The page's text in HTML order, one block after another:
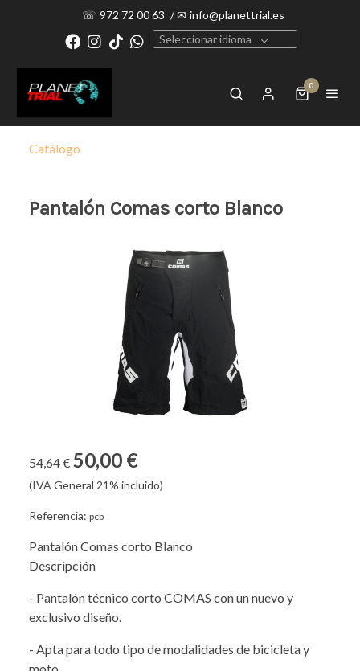
☏ 972 72 00 63 /✉ info@planettrial.es
Seleccionar idioma
0
Catálogo
Pantalón Comas corto Blanco
54,64 €50,00 €
(IVA General 21% incluido)
Referencia: pcb
Pantalón Comas corto Blanco
Descripción
- Pantalón técnico corto COMAS con un nuevo y
exclusivo diseño.
- Apta para todo tipo de modalidades de bicicleta y